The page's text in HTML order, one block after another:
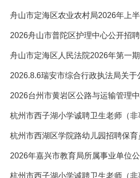
2026舟山市普陀区护理中心公开招
2026台州市黄岩区公路与运输管理
杭州市西子湖小学诚聘卫生老师（非
杭州市西湖区学院路幼儿园招聘保育
杭州市西子湖小学诚聘卫生老师（非